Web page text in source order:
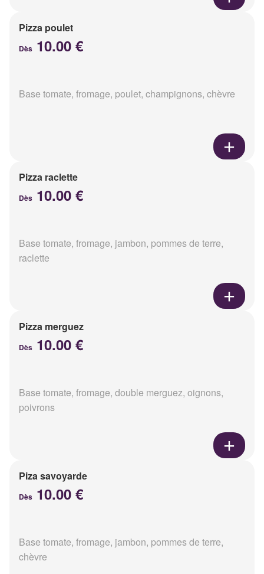
Pizza poulet
Dès 10.00 €
Base tomate, fromage, poulet, champignons, chèvre
Pizza raclette
Dès 10.00 €
Base tomate, fromage, jambon, pommes de terre,
raclette
Pizza merguez
Dès 10.00 €
Base tomate, fromage, double merguez, oignons,
poivrons
Piza savoyarde
Dès 10.00 €
Base tomate, fromage, jambon, pommes de terre,
chèvre